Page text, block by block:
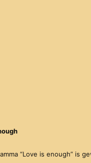
“Love is enough” is